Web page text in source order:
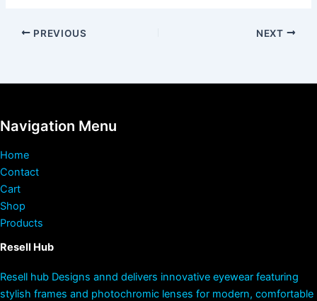
PREVIOUS NEXT
Navigation Menu
Home
Contact
Cart
Shop
Products
Resell Hub
Resell hub Designs annd delivers innovative eyewear featuring
stylish frames and photochromic lenses for modern, comfortable